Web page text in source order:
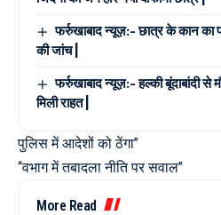
फर्रुखाबाद न्यूज़:- छात्र के कान का
की जांच |
फर्रुखाबाद न्यूज़:- हल्की बूंदाबांदी
मिली राहत |
पुलिस में आदेशों को ठेंगा”
“वभाग में तबादला नीति पर सवाल”
More Read